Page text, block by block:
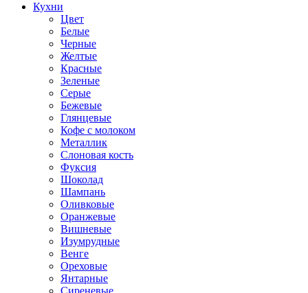
Кухни
Цвет
Белые
Черные
Желтые
Красные
Зеленые
Серые
Бежевые
Глянцевые
Кофе с молоком
Металлик
Слоновая кость
Фуксия
Шоколад
Шампань
Оливковые
Оранжевые
Вишневые
Изумрудные
Венге
Ореховые
Янтарные
Сиреневые